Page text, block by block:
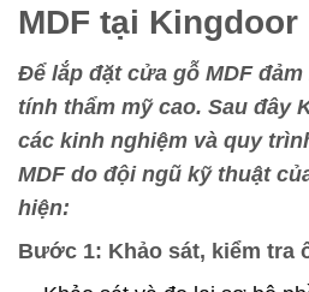
MDF tại Kingdoor
Để lắp đặt cửa gỗ MDF
tính thẩm mỹ cao. Sau đây
các kinh nghiệm và quy
MDF do đội ngũ kỹ thuật
hiện:
Bước 1: Khảo sát, kiểm tra